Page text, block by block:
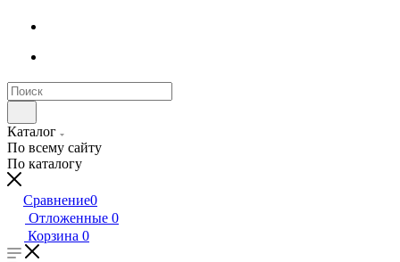
Каталог
По всему сайту
По каталогу
Сравнение0
Отложенные 0
Корзина 0